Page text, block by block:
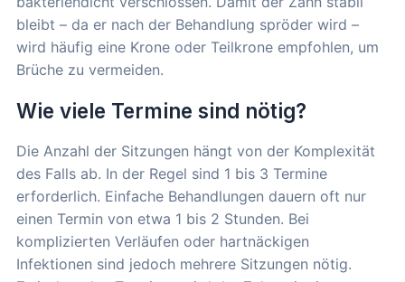
bleibt – da er nach der Behandlung spröder wird –
wird häufig eine Krone oder Teilkrone empfohlen, um
Brüche zu vermeiden.
Wie viele Termine sind nötig?
Die Anzahl der Sitzungen hängt von der Komplexität
des Falls ab. In der Regel sind 1 bis 3 Termine
erforderlich. Einfache Behandlungen dauern oft nur
einen Termin von etwa 1 bis 2 Stunden. Bei
komplizierten Verläufen oder hartnäckigen
Infektionen sind jedoch mehrere Sitzungen nötig.